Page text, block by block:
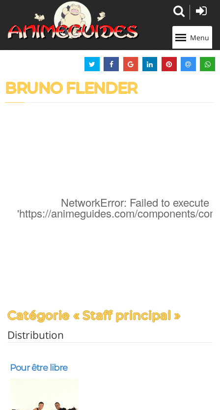
Menu
BRUNO FLENDER
NetworkError: Failed to execute
'https://animeguides.com/components/
Catégorie « Staff principal »
Distribution
Pour être libre
Panneau de gestion des cookies